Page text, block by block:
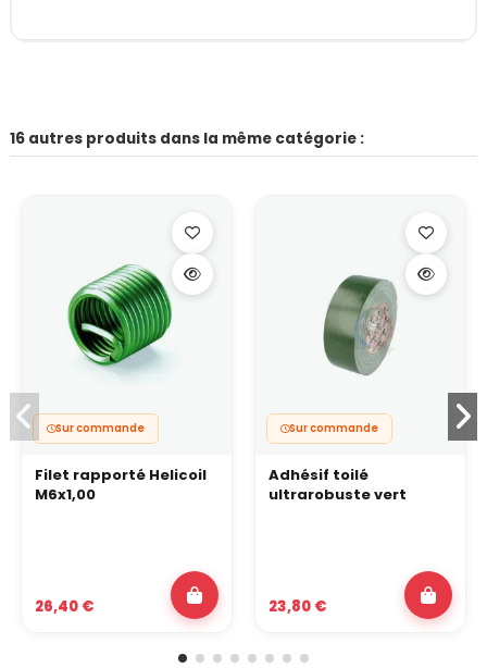
16 autres produits dans la même catégorie :
Sur commande
Filet rapporté Helicoil
M6x1,00
26,40 €
Sur commande
Adhésif toilé
ultrarobuste vert
23,80 €